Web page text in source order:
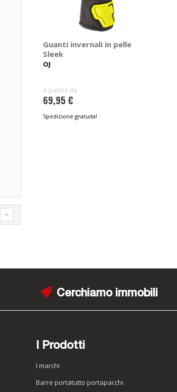
Guanti invernali in pelle
Sleek
OJ
A partire da
69,95 €
Spedizione gratuita!
Cerchiamo immobili
I Prodotti
I marchi
Barre portatutto portapacchi